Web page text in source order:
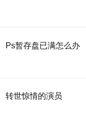
Ps暂存盘已满怎么办
转世惊情的演员